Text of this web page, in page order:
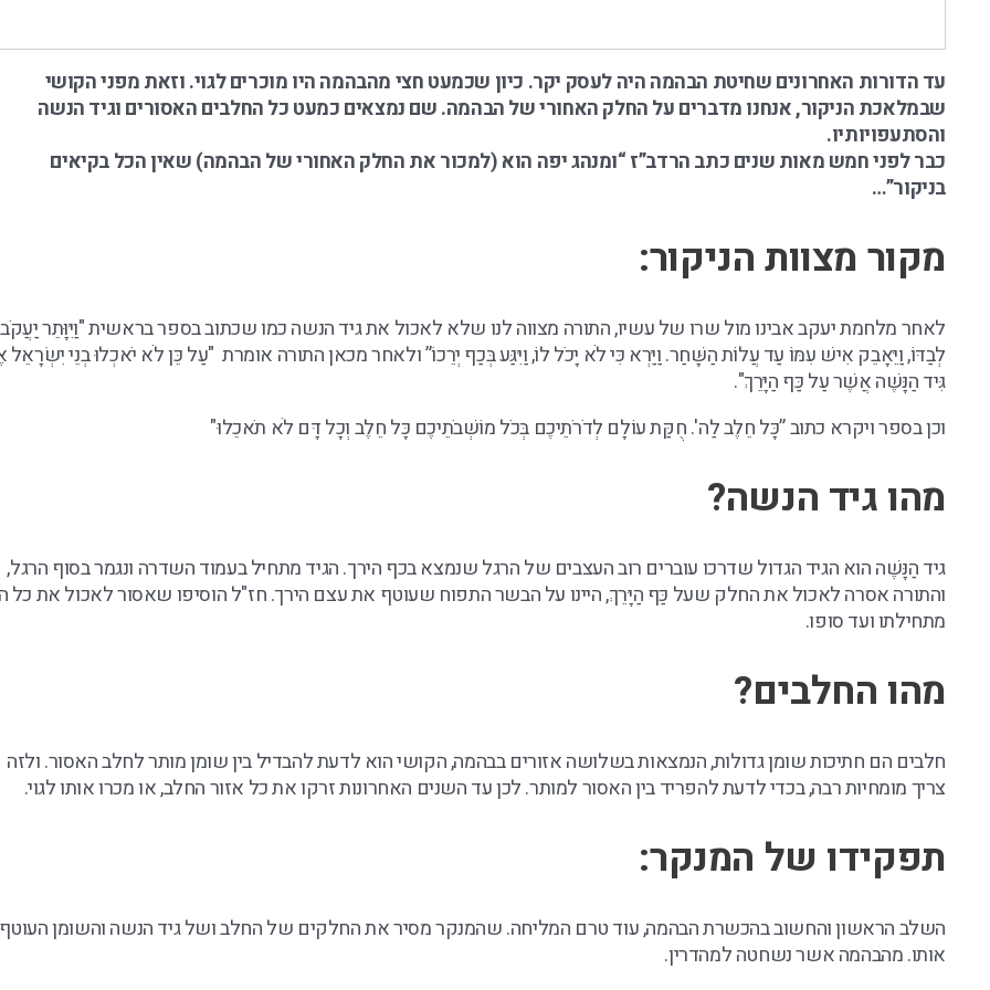
עד הדורות האחרונים שחיטת הבהמה היה לעסק יקר. כיון שכמעט חצי מהבהמה היו מוכרים לגוי. וזאת מפני הקושי
שבמלאכת הניקור, אנחנו מדברים על החלק האחורי של הבהמה. שם נמצאים כמעט כל החלבים האסורים וגיד הנשה
והסתעפויותיו.
כבר לפני חמש מאות שנים כתב הרדב”ז “ומנהג יפה הוא (למכור את החלק האחורי של הבהמה) שאין הכל בקיאים
בניקור”…
מקור מצוות הניקור:
לאחר מלחמת יעקב אבינו מול שרו של עשיו, התורה מצווה לנו שלא לאכול את גיד הנשה כמו שכתוב בספר בראשית "וַיִּוָּתֵר יַעֲקֹב
לְבַדּוֹ, וַיֵּאָבֵק אִישׁ עִמּוֹ עַד עֲלוֹת הַשָּׁחַר. וַיַּרְא כִּי לֹא יָכֹל לוֹ, וַיִּגַּע בְּכַף יְרֵכוֹ” ולאחר מכאן התורה אומרת "עַל כֵּן לֹא יֹאכְלוּ בְנֵי
גִּיד הַנָּשֶׁה אֲשֶׁר עַל כַּף הַיָּרֵךְ".
וכן בספר ויקרא כתוב ”כָּל חֵלֶב לַה'. חֻקַּת עוֹלָם לְדֹרֹתֵיכֶם בְּכֹל מוֹשְׁבֹתֵיכֶם כָּל חֵלֶב וְכָל דָּם לֹא תֹאכֵלוּ"
מהו גיד הנשה?
גיד הַנָּשֶׁה הוא הגיד הגדול שדרכו עוברים רוב העצבים של הרגל שנמצא בכף הירך. הגיד מתחיל בעמוד השדרה ונגמר בסוף הרגל,
והתורה אסרה לאכול את החלק שעל כַּף הַיָּרֵךְ, היינו על הבשר התפוח שעוטף את עצם הירך. חז"ל הוסיפו שאסור לאכול את כל
מתחילתו ועד סופו.
מהו החלבים?
חלבים הם חתיכות שומן גדולות, הנמצאות בשלושה אזורים בבהמה, הקושי הוא לדעת להבדיל בין שומן מותר לחלב האסור. ולזה
צריך מומחיות רבה, בכדי לדעת להפריד בין האסור למותר. לכן עד השנים האחרונות זרקו את כל אזור החלב, או מכרו אותו לגוי.
תפקידו של המנקר:
השלב הראשון והחשוב בהכשרת הבהמה, עוד טרם המליחה. שהמנקר מסיר את החלקים של החלב ושל גיד הנשה והשומן
אותו. מהבהמה אשר נשחטה למהדרין.